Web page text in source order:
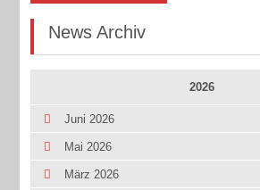
News Archiv
2026
Juni 2026
Mai 2026
März 2026